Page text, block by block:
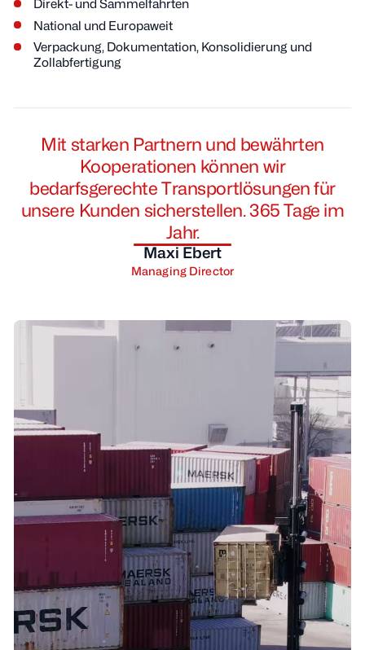
Direkt- und Sammelfahrten
National und Europaweit
Verpackung, Dokumentation, Konsolidierung und
Zollabfertigung
Mit starken Partnern und bewährten
Kooperationen können wir
bedarfsgerechte Transportlösungen für
unsere Kunden sicherstellen. 365 Tage im
Jahr.
Maxi Ebert
Managing Director